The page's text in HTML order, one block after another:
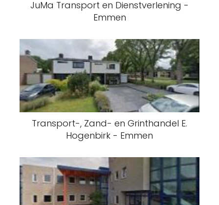
Transport-, Zand- en Grinthandel E.
Hogenbirk - Emmen